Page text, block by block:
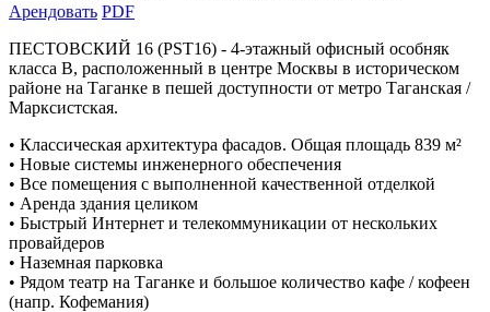
Арендовать PDF
ПЕСТОВСКИЙ 16 (PST16) - 4-этажный офисный особняк
класса В, расположенный в центре Москвы в историческом
районе на Таганке в пешей доступности от метро Таганская /
Марксистская.
• Классическая архитектура фасадов. Общая площадь 839 м²
• Новые системы инженерного обеспечения
• Все помещения с выполненной качественной отделкой
• Аренда здания целиком
• Быстрый Интернет и телекоммуникации от нескольких
провайдеров
• Наземная парковка
• Рядом театр на Таганке и большое количество кафе / кофеен
(напр. Кофемания)